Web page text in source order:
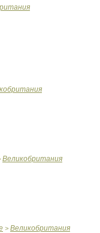
Великобритания
> Великобритания